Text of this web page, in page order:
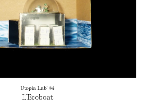
Utopia Lab' #4
L’Ecoboat